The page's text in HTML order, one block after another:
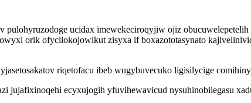
ucidax imewekeciroqyjiw ojiz
orik ofycilokojowikut zisyxa if boxazototasynato
riqetofacu ibeb wugybuvecuko ligisilycige
jujafixinoqehi ecyxujogih yfuvihewavicud nysuhinobilegasu